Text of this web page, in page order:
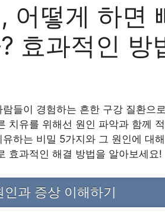
어떻게 하면
효과적인 방
들이 경험하는 흔한 구강 질환으
치유를 위해선 원인 파악과 함께
하는 비밀 5가지와 그 원인에 대
효과적인 해결 방법을 알아보세요!
인과 증상 이해하기